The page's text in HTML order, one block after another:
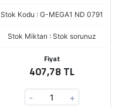
Stok Kodu : G-MEGA1 ND 0791
Stok Miktarı : Stok sorunuz
Fiyat
407,78 TL
- +